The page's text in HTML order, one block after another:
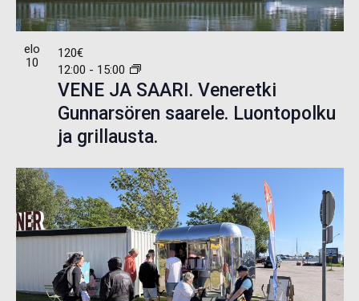
elo
10
VENE JA SAARI. Veneretki
Gunnarsören saarele. Luontopolku
ja grillausta.
12:00 - 15:00
120€